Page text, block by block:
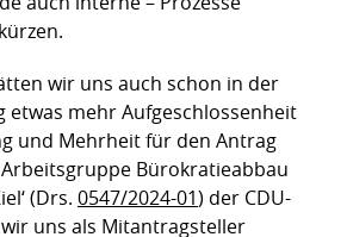
wir uns auch schon in der
etwas mehr Aufgeschlossenheit
und Mehrheit für den Antrag
Bürokratieabbau
(Drs. 0547/2024-01) der CDU-
uns als Mitantragsteller